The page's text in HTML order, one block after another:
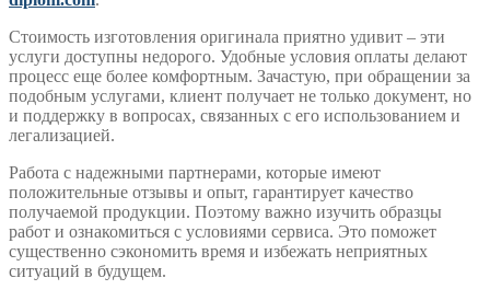
Стоимость изготовления оригинала приятно удивит – эти
услуги доступны недорого. Удобные условия оплаты делают
процесс еще более комфортным. Зачастую, при обращении за
подобным услугами, клиент получает не только документ, но
и поддержку в вопросах, связанных с его использованием и
легализацией.
Работа с надежными партнерами, которые имеют
положительные отзывы и опыт, гарантирует качество
получаемой продукции. Поэтому важно изучить образцы
работ и ознакомиться с условиями сервиса. Это поможет
существенно сэкономить время и избежать неприятных
ситуаций в будущем.